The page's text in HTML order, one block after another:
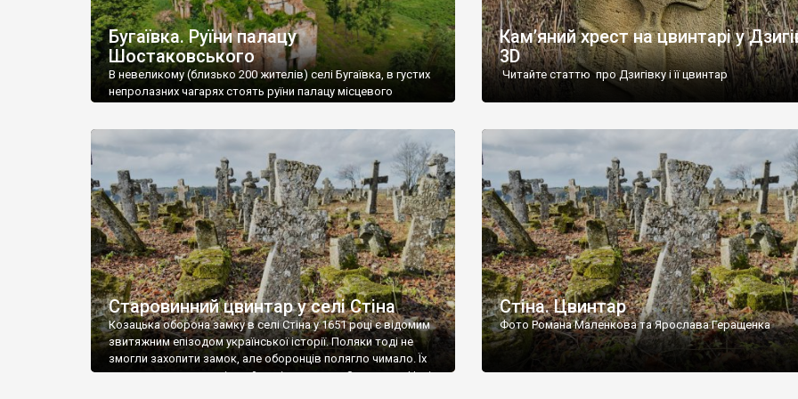
Бугаївка. Руїни палацу
Шостаковського
В невеликому (близько 200 жителів) селі Бугаївка, в густих
непролазних чагарях стоять руїни палацу місцевого
потім клуб, ще пізніше – гуртожиток. У 60-х роках минулого
століття тут розмістили туберкульозну лікарню. Коли із
палацу виїхала лікарня – ми точно не […]
Кам’яний хрест на цвинтарі у
3D
Читайте статтю про Дзигівку і її цвинтар
Старовинний цвинтар у селі Стіна
Козацька оборона замку в селі Стіна у 1651 році є відомим
звитяжним епізодом української історії. Поляки тоді не
змогли захопити замок, але оборонців полягло чимало. Їх
поховали на цвинтарі, який тоді називався Замковим. Нині
Стіна. Цвинтар
Фото Романа Маленкова та Ярослава Геращенка